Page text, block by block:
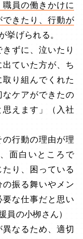
員の働きかけに
できたり、行動が
挙げられる。
ずに、泣いたり
ていた方が、ち
り組んでくれた
なケアができたの
えます」（入社
行動の理由が理
面白いところで
り、困っている
振る舞いやメン
な仕事だと思い
員の小栁さん）
なるため、適切